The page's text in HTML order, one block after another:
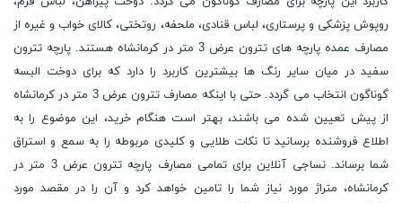
روپوش پزشکی و پرستاری، لباس قنادی، ملحفه، روتختی، کالای خواب و غیره از
مصارف عمده پارچه های تترون عرض 3 متر در کرمانشاه هستند. پارچه تترون
سفید در میان سایر رنگ ها بیشترین کاربرد را دارد که برای دوخت البسه
گوناگون انتخاب می گردد. حتی با اینکه مصارف تترون عرض 3 متر در کرمانشاه
از پیش تعیین شده می باشند، بهتر است هنگام خرید، این موضوع را به
اطلاع فروشنده برسانید تا نکات طلایی و کلیدی مربوطه را به سمع و استراق
شما برساند. نساجی آنلاین برای تمامی مصارف پارچه تترون عرض 3 متر در
کرمانشاه، متراژ مورد نیاز شما را تامین خواهد کرد و آن را در مقصد مورد